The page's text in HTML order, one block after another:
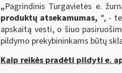
„Pagrindinis Turgavietės e.
produktų atsekamumas, “, -
apskaitą vesti, o šiuo
pildymo prekybininkams būtų
Kaip reikės pradėti pildyti e.